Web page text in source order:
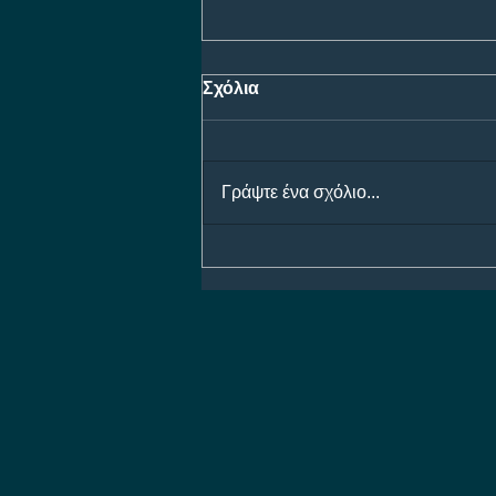
Σχόλια
Γράψτε ένα σχόλιο...